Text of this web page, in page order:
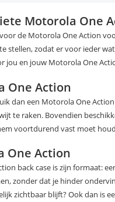
Motorola One
de Motorola One Action
stellen, zodat er voor ieder
jou en jouw Motorola One
One Action
dan een Motorola One
te raken. Bovendien
voortdurend vast moet
One Action
back case is zijn formaat:
zonder dat je hinder
zichtbaar blijft? Ook dan is